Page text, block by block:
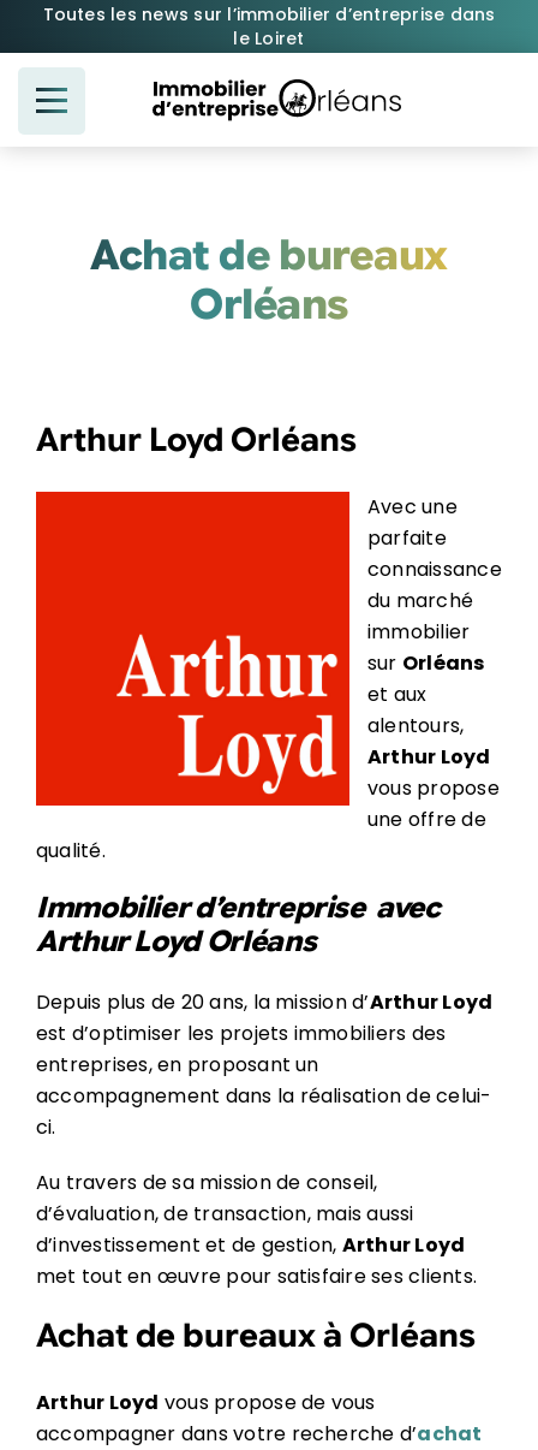
Passer
contenu
Toutes les news sur l’immobilier d’entreprise dans
le Loiret
Achat de bureaux
Orléans
Arthur Loyd Orléans
Avec une
parfaite
connaissance
du marché
immobilier
sur Orléans
et aux
alentours,
Arthur Loyd
vous propose
une offre de
qualité.
Immobilier d’entreprise avec
Arthur Loyd Orléans
Depuis plus de 20 ans, la mission d’Arthur Loyd
est d’optimiser les projets immobiliers des
entreprises, en proposant un
accompagnement dans la réalisation de celui-
ci.
Au travers de sa mission de conseil,
d’évaluation, de transaction, mais aussi
d’investissement et de gestion, Arthur Loyd
met tout en œuvre pour satisfaire ses clients.
Achat de bureaux à Orléans
Arthur Loyd vous propose de vous
accompagner dans votre recherche d’achat